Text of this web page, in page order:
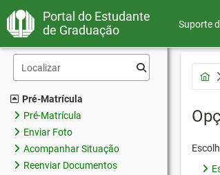
Portal do Estudante
de Graduação
Suporte
Pré-Matrícula
Pré-Matrícula
Enviar Foto
Acompanhar Situação
Reenviar Documentos